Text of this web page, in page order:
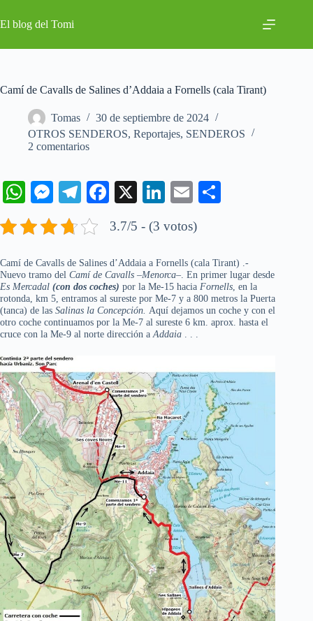
al
contenido
El blog del Tomi
Camí de Cavalls de Salines d’Addaia a Fornells (cala Tirant)
Tomas
30 de septiembre de 2024
OTROS SENDEROS, Reportajes, SENDEROS
2 comentarios
W
ha
ts
A
pp
M
es
se
ng
er
Te
le
gr
a
m
Fa
bo
ok
X
Li
ed
In
E
ail
pa
rti
r
3.7/5 - (3 votos)
Camí de Cavalls de Salines d’Addaia a Fornells (cala Tirant) .-
Nuevo tramo del Camí de Cavalls –Menorca–. En primer lugar desde
Es Mercadal (con dos coches) por la Me-15 hacia Fornells , en la
rotonda, km 5, entramos al sureste por Me-7 y a 800 metros la Puerta
(tanca) de las Salinas la Concepción. Aquí dejamos un coche y con el
otro coche continuamos por la Me-7 al sureste 6 km. aprox. hasta el
cruce con la Me-9 al norte dirección a Addaia